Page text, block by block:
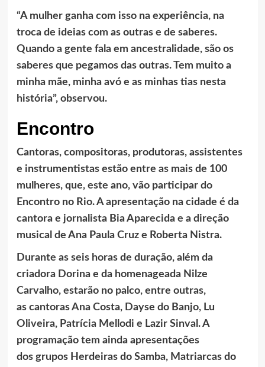
“A mulher ganha com isso na experiência, na
troca de ideias com as outras e de saberes.
Quando a gente fala em ancestralidade, são os
saberes que pegamos das outras. Tem muito a
minha mãe, minha avó e as minhas tias nesta
história”, observou.
Encontro
Cantoras, compositoras, produtoras, assistentes
e instrumentistas estão entre as mais de 100
mulheres, que, este ano, vão participar do
Encontro no Rio. A apresentação na cidade é da
cantora e jornalista Bia Aparecida e a direção
musical de Ana Paula Cruz e Roberta Nistra.
Durante as seis horas de duração, além da
criadora Dorina e da homenageada Nilze
Carvalho, estarão no palco, entre outras,
as cantoras Ana Costa, Dayse do Banjo, Lu
Oliveira, Patrícia Mellodi e Lazir Sinval. A
programação tem ainda apresentações
dos grupos Herdeiras do Samba, Matriarcas do